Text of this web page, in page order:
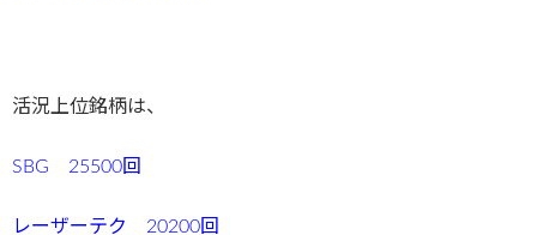
活況上位銘柄は、
SBG 25500回
レーザーテク 20200回